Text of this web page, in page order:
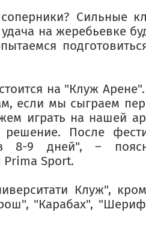
Сильные
на жеребьевке
на "Клуж
если мы сыграем
играть на нашей
решение. После
8-9 дней", –
Sport.
Клуж",
"Карабах",